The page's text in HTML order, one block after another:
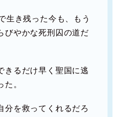
生き残った今も、もう
びやかな死刑囚の道だ
きるだけ早く聖国に逃
。
分を救ってくれるだろ